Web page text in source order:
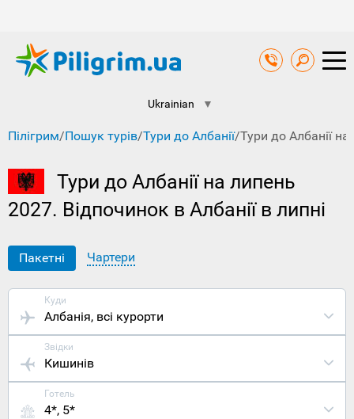
Ukrainian ▼
Пілігрим/Пошук турів/Тури до Албанії/Тури до Албанії
Тури до Албанії на липень
2027. Відпочинок в Албанії в липні
Пакетні Чартери
Куди
Албанія, всі курорти
Звідки
Кишинів
Готель
4*, 5*